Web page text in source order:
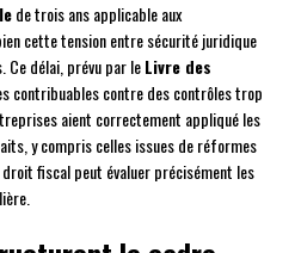
de trois ans applicable aux
cette tension entre sécurité juridique
Ce délai, prévu par leLivre des
contribuables contre des contrôles trop
aient correctement appliqué les
y compris celles issues de réformes
fiscal peut évaluer précisément les